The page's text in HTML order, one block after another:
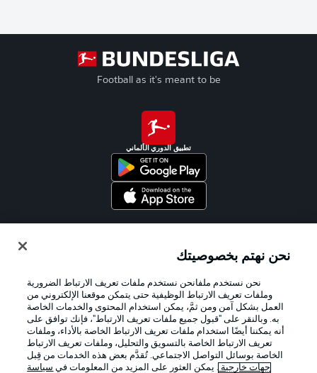
Football as it's meant to be
تطبيق الدوري الألماني
نحن نهتم بخصوصيتك
نحن نستخدم ملفانحن نستخدم ملفات تعريف الارتباط الضرورية
وملفات تعريف الارتباط الوظيفية حتى يتمكن موقعنا الإلكتروني من
العمل بشكل آمن ومن ثمَّ، يمكن استخدام المحتوى والخدمات الخاصة
به. وبالنقر على "قبول جميع ملفات تعريف الارتباط"، فإنك توافق على
أنه يمكننا أيضًا استخدام ملفات تعريف الارتباط الخاصة بالأداء، وملفات
تعريف الارتباط الخاصة بالتسويق والتحليل، وملفات تعريف الارتباط
الخاصة بوسائل التواصل الاجتماعي. تُقدَّم بعض هذه الخدمات من قِبل
جهات خارجية . يمكن العثور على المزيد من المعلومات في سياسة